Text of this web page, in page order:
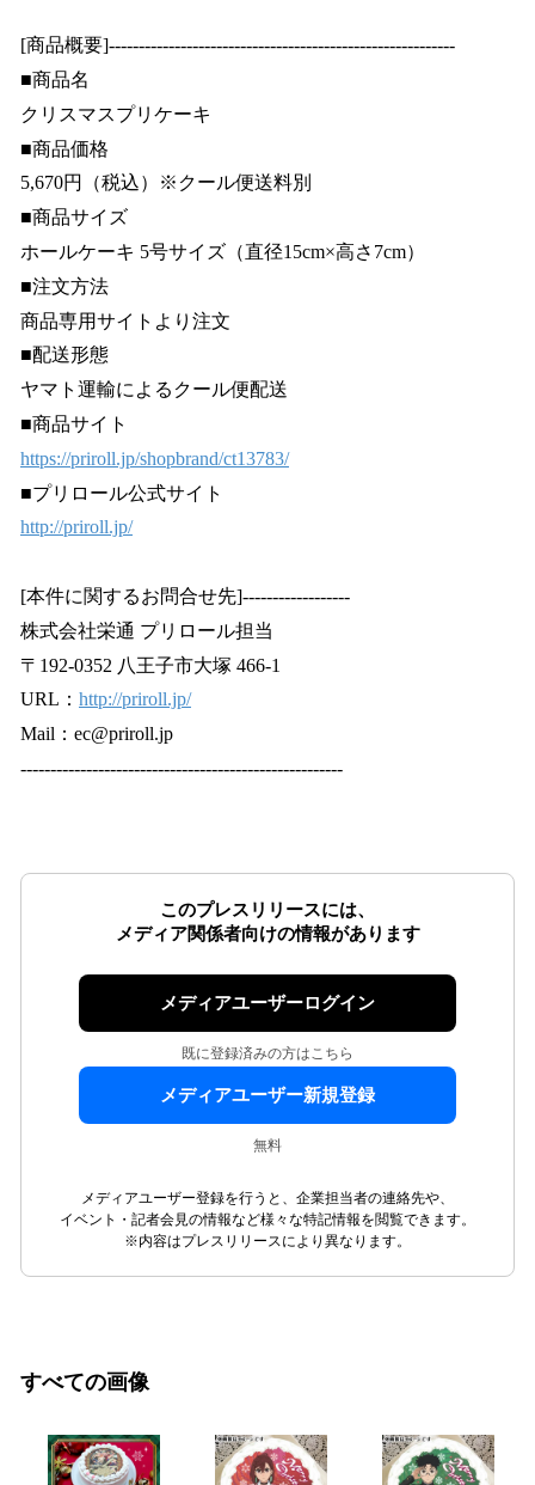
[商品概要]----------------------------------------------------------
■商品名
クリスマスプリケーキ
■商品価格
5,670円（税込）※クール便送料別
■商品サイズ
ホールケーキ 5号サイズ（直径15cm×高さ7cm）
■注文方法
商品専用サイトより注文
■配送形態
ヤマト運輸によるクール便配送
■商品サイト
https://priroll.jp/shopbrand/ct13783/
■プリロール公式サイト
http://priroll.jp/
[本件に関するお問合せ先]------------------
株式会社栄通 プリロール担当
〒192-0352 八王子市大塚 466-1
URL： http://priroll.jp/
Mail：ec@priroll.jp
------------------------------------------------------
このプレスリリースには、
メディア関係者向けの情報があります
メディアユーザーログイン
既に登録済みの方はこちら
メディアユーザー新規登録
無料
メディアユーザー登録を行うと、企業担当者の連絡先や、
イベント・記者会見の情報など様々な特記情報を閲覧できます。
※内容はプレスリリースにより異なります。
すべての画像